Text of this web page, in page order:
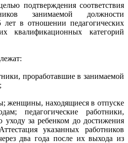
подтверждения соответствия
занимаемой должности
в отношении педагогических
квалификационных категорий
проработавшие в занимаемой
находящиеся в отпуске
педагогические работники,
уходу за ребенком до достижения
указанных работников
два года после их выхода из